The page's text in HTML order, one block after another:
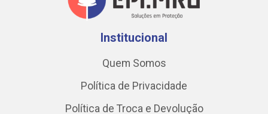
Institucional
Quem Somos
Política de Privacidade
Política de Troca e Devolução